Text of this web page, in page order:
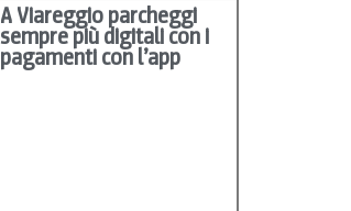
A Viareggio parcheggi
sempre più digitali con i
pagamenti con l’app